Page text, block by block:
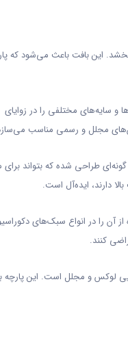
این بافت باعث می‌شود که
سایه‌های مختلفی را در زوایای
مجلل و رسمی مناسب
طراحی شده که بتواند
دارند، ایده‌آل است.
آن را در انواع سبک‌های
کنند.
لوکس و مجلل است. این پارچه